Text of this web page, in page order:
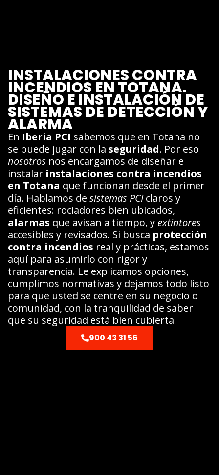
INSTALACIONES CONTRA
INCENDIOS EN TOTANA.
DISEÑO E INSTALACIÓN DE
SISTEMAS DE DETECCIÓN Y
ALARMA
En Iberia PCI sabemos que en Totana no
se puede jugar con la seguridad. Por eso
nosotros nos encargamos de diseñar e
instalar instalaciones contra incendios
en Totana que funcionan desde el primer
día. Hablamos de sistemas PCIclaros y
eficientes: rociadores bien ubicados,
alarmas que avisan a tiempo, y extintores
accesibles y revisados. Si busca protección
contra incendios real y prácticas, estamos
aquí para asumirlo con rigor y
transparencia. Le explicamos opciones,
cumplimos normativas y dejamos todo listo
para que usted se centre en su negocio o
comunidad, con la tranquilidad de saber
que su seguridad está bien cubierta.
900 43 31 56